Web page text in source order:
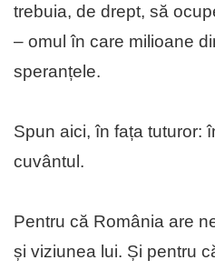
trebuia, de drept, să
– omul în care milioane
speranțele.
Spun aici, în fața tuturor:
cuvântul.
Pentru că România are
și viziunea lui. Și pentru